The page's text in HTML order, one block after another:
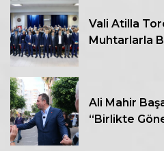
Vali Atilla
Muhtarlarla
Ali Mahir
“Birlikte